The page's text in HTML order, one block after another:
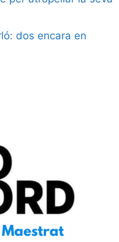
dos encara en